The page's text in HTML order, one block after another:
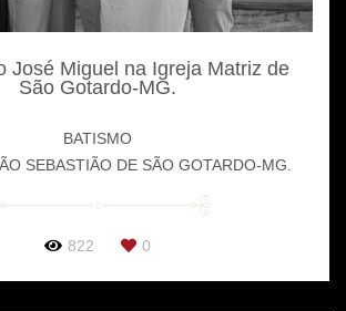
José Miguel na Igreja Matriz de
São Gotardo-MG.
BATISMO
SEBASTIÃO DE SÃO GOTARDO-MG.
822 0